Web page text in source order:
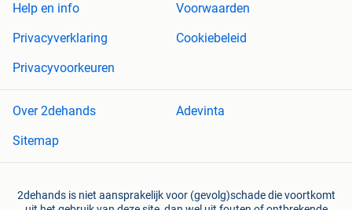
Help en info
Voorwaarden
Privacyverklaring
Cookiebeleid
Privacyvoorkeuren
Over 2dehands
Adevinta
Sitemap
2dehands is niet aansprakelijk voor (gevolg)schade die voortkomt